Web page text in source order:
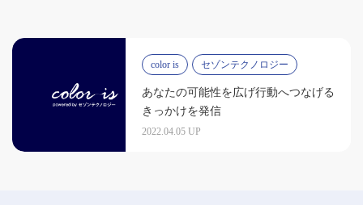
color is セゾンテクノロジー
あなたの可能性を広げ行動へつなげる
きっかけを発信
2022.04.05 UP